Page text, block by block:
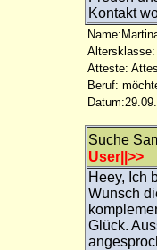
Kontakt
Altersklasse:
Atteste:
Beruf:
Suche
User||>>
Heey, Ich
Wunsch
Glück.